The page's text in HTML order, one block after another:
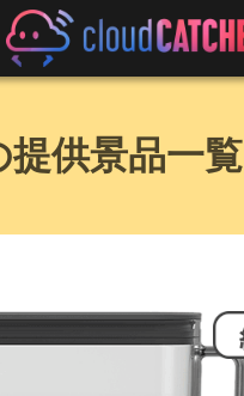
提供景品一覧